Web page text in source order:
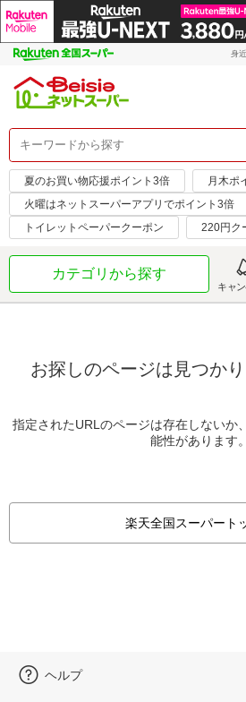
身
夏のお買い物応援ポイント3倍 月木ポ
火曜はネットスーパーアプリでポイント3倍
トイレットペーパークーポン
220円ク
カテゴリから探す
キャ
お探しのページは見つかり
指定されたURLのページは存在しないか
能性があります。
楽天全国スーパート
ヘルプ